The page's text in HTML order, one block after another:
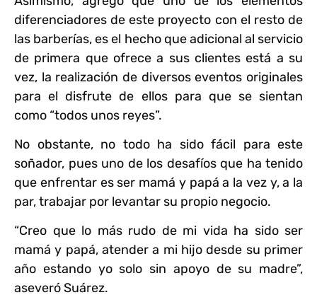
diferenciadores de este proyecto con el resto de
las barberías, es el hecho que adicional al servicio
de primera que ofrece a sus clientes está a su
vez, la realización de diversos eventos originales
para el disfrute de ellos para que se sientan
como “todos unos reyes”.
No obstante, no todo ha sido fácil para este
soñador, pues uno de los desafíos que ha tenido
que enfrentar es ser mamá y papá a la vez y, a la
par, trabajar por levantar su propio negocio.
“Creo que lo más rudo de mi vida ha sido ser
mamá y papá, atender a mi hijo desde su primer
año estando yo solo sin apoyo de su madre”,
aseveró Suárez.